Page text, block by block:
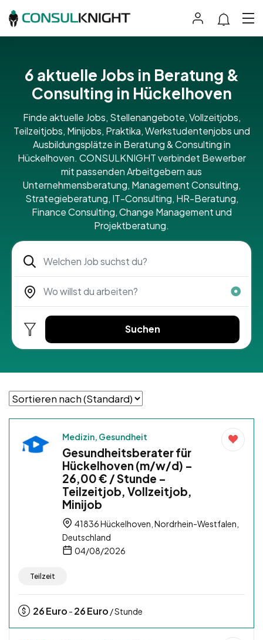
6 aktuelle Jobs in Beratung &
Consulting in Hückelhoven
Finde aktuelle Jobs, Stellenangebote, Vollzeitjobs,
Teilzeitjobs, Minijobs, Praktika, Werkstudentenjobs und
Ausbildungsplätze in Beratung & Consulting in
Hückelhoven. CONSULKNIGHT verbindet Bewerber
mit passenden Arbeitgebern aus
Unternehmensberatung, Management Consulting,
Strategieberatung, IT-Consulting, HR-Beratung,
Finance Consulting, Change Management und
Projektberatung.
Suchen
Medizin, Gesundheit
Gesundheitsberater für
Hückelhoven (m/w/d) –
26,00 € / Stunde –
Teilzeitjob, Vollzeitjob,
Minijob
41836 Hückelhoven, Nordrhein-Westfalen,
Deutschland
04/08/2026
Teilzeit
26Euro - 26Euro / Stunde